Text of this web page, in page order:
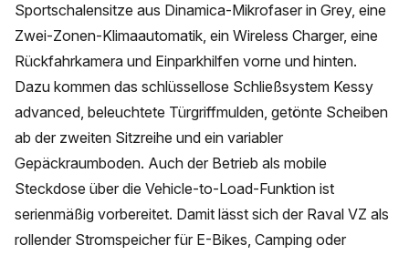
Sportschalensitze aus Dinamica-Mikrofaser in Grey, eine
Zwei-Zonen-Klimaautomatik, ein Wireless Charger, eine
Rückfahrkamera und Einparkhilfen vorne und hinten.
Dazu kommen das schlüssellose Schließsystem Kessy
advanced, beleuchtete Türgriffmulden, getönte Scheiben
ab der zweiten Sitzreihe und ein variabler
Gepäckraumboden. Auch der Betrieb als mobile
Steckdose über die Vehicle-to-Load-Funktion ist
serienmäßig vorbereitet. Damit lässt sich der Raval VZ als
rollender Stromspeicher für E-Bikes, Camping oder